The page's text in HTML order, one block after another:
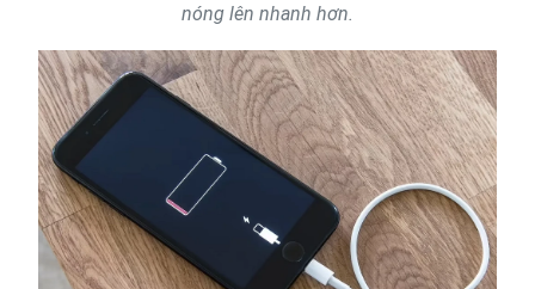
nóng lên nhanh hơn.